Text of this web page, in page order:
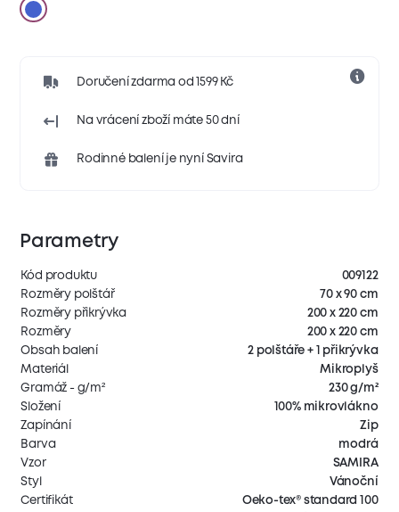
Doručení zdarma od 1599 Kč
Na vrácení zboží máte 50 dní
Rodinné balení je nyní Savira
Parametry
Kód produktu
009122
Rozměry polštář
70 x 90 cm
Rozměry přikrývka
200 x 220 cm
Rozměry
200 x 220 cm
Obsah balení
2 polštáře + 1 přikrývka
Materiál
Mikroplyš
Gramáž - g/m²
230 g/m²
Složení
100% mikrovlákno
Zapínání
Zip
Barva
modrá
Vzor
SAMIRA
Styl
Vánoční
Certifikát
Oeko-tex® standard 100